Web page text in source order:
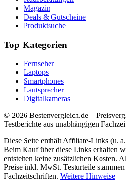
Magazin
Deals & Gutscheine
Produktsuche
Top-Kategorien
Fernseher
Laptops
Smartphones
Lautsprecher
Digitalkameras
© 2026 Bestenvergleich.de –
Testberichte aus unabhängigen
Diese Seite enthält Affiliate-Links (u.
Beim Kauf über diese Links erhalten
entstehen keine zusätzlichen Kosten.
Preise inkl. MwSt. Testurteile stammen
Fachzeitschriften. Weitere Hinweise